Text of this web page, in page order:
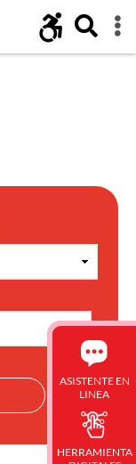
ASISTENTE EN
LINEA
HERRAMIENTA